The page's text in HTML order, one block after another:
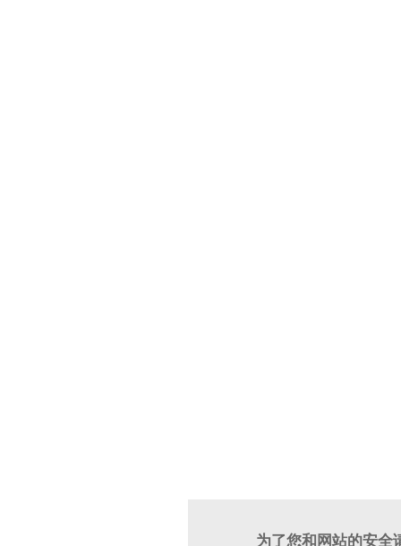
为了您和网站的安全